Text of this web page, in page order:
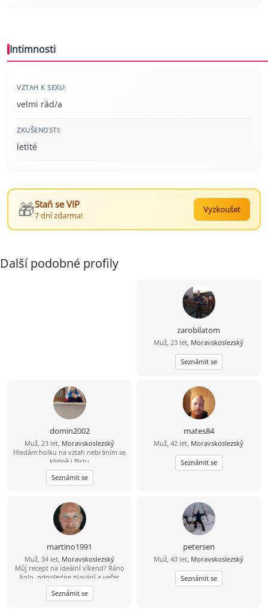
Intimnosti
VZTAH K SEXU:
velmi rád/a
ZKUŠENOSTI:
letité
🎁Staň se VIP
7 dní zdarma!
Vyzkoušet
Další podobné profily
zarobilatom
Muž, 23 let, Moravskoslezský
Seznámit se
domin2002
Muž, 23 let, Moravskoslezský
Hledám holku na vztah nebráním se
klidně i flirtu
Seznámit se
mates84
Muž, 42 let, Moravskoslezský
Seznámit se
martino1991
Muž, 34 let, Moravskoslezský
Můj recept na ideální víkend? Ráno
kolo, odpoledne plavání a večer
skvělá večeře. Výhoda pro tebe:
uvařím ji já. Když zrovna nejsem v
kuchyni, dost možná mě najdeš s
Seznámit se
petersen
Muž, 43 let, Moravskoslezský
Seznámit se